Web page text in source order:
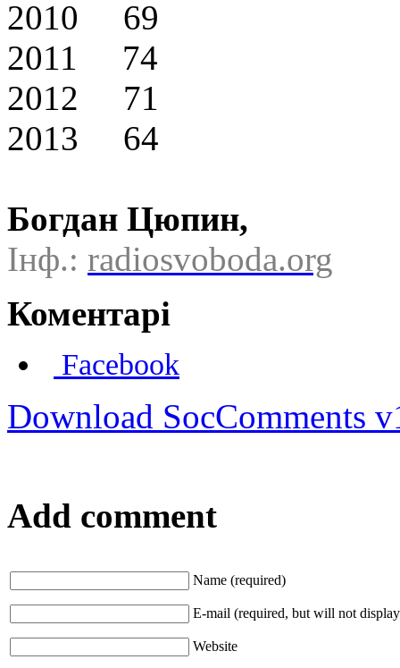
2010 69
2011 74
2012 71
2013 64
Богдан Цюпин,
Інф.: radiosvoboda.org
Коментарі
Facebook
Download SocComments
Add comment
Name (required)
E-mail (required, but will not
Website